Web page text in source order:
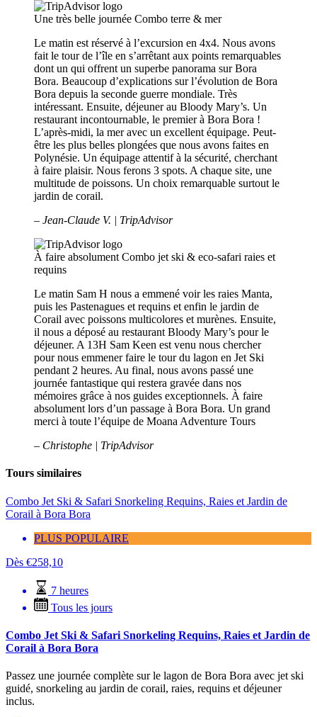
Une très belle journée Combo terre & mer
Le matin est réservé à l’excursion en 4x4. Nous avons
fait le tour de l’île en s’arrêtant aux points remarquables
dont un qui offrent un superbe panorama sur Bora
Bora. Beaucoup d’explications sur l’évolution de Bora
Bora depuis la seconde guerre mondiale. Très
intéressant. Ensuite, déjeuner au Bloody Mary’s. Un
restaurant incontournable, le premier à Bora Bora !
L’après-midi, la mer avec un excellent équipage. Peut-
être les plus belles plongées que nous avons faites en
Polynésie. Un équipage attentif à la sécurité, cherchant
à faire plaisir. Nous ferons 3 spots. A chaque site, une
multitude de poissons. Un choix remarquable surtout le
jardin de corail.
– Jean-Claude V. | TripAdvisor
À faire absolument Combo jet ski & eco-safari raies et
requins
Le matin Sam H nous a emmené voir les raies Manta,
puis les Pastenagues et requins et enfin le jardin de
Corail avec poissons multicolores et murènes. Ensuite,
il nous a déposé au restaurant Bloody Mary’s pour le
déjeuner. A 13H Sam Keen est venu nous chercher
pour nous emmener faire le tour du lagon en Jet Ski
pendant 2 heures. Au final, nous avons passé une
journée fantastique qui restera gravée dans nos
mémoires grâce à nos guides exceptionnels. À faire
absolument lors d’un passage à Bora Bora. Un grand
merci à toute l’équipe de Moana Adventure Tours
– Christophe | TripAdvisor
Tours similaires
Combo Jet Ski & Safari Snorkeling Requins, Raies et Jardin de
Corail à Bora Bora
PLUS POPULAIRE
Dès €258,10
7 heures
Tous les jours
Combo Jet Ski & Safari Snorkeling Requins, Raies et Jardin de
Corail à Bora Bora
Passez une journée complète sur le lagon de Bora Bora avec jet ski
guidé, snorkeling au jardin de corail, raies, requins et déjeuner
inclus.